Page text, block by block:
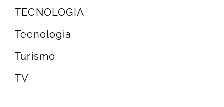
TECNOLOGIA
Tecnologia
Turismo
TV